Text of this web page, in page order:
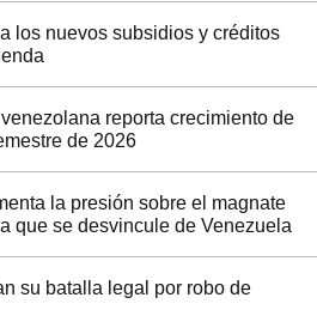
los nuevos subsidios y créditos
reporta crecimiento de
de 2026
la presión sobre el magnate
que se desvincule de Venezuela
su batalla legal por robo de